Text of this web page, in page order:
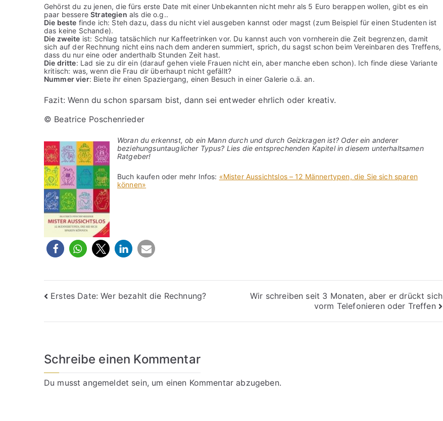
Gehörst du zu jenen, die fürs erste Date mit einer Unbekannten nicht mehr als 5 Euro berappen wollen, gibt es ein
paar bessereStrategien als die o.g..
Die beste finde ich: Steh dazu, dass du nicht viel ausgeben kannst oder magst (zum Beispiel für einen Studenten ist
das keine Schande).
Die zweite ist: Schlag tatsächlich nur Kaffeetrinken vor. Du kannst auch von vornherein die Zeit begrenzen, damit
sich auf der Rechnung nicht eins nach dem anderen summiert, sprich, du sagst schon beim Vereinbaren des Treffens,
dass du nur eine oder anderthalb Stunden Zeit hast.
Die dritte: Lad sie zu dir ein (darauf gehen viele Frauen nicht ein, aber manche eben schon). Ich finde diese Variante
kritisch: was, wenn die Frau dir überhaupt nicht gefällt?
Nummer vier: Biete ihr einen Spaziergang, einen Besuch in einer Galerie o.ä. an.
Fazit: Wenn du schon sparsam bist, dann sei entweder ehrlich oder kreativ.
© Beatrice Poschenrieder
Woran du erkennst, ob ein Mann durch und durch Geizkragen ist? Oder ein anderer
beziehungsuntauglicher Typus? Lies die entsprechenden Kapitel in diesem unterhaltsamen
Ratgeber!
Buch kaufen oder mehr Infos: «Mister Aussichtslos – 12 Männertypen, die Sie sich sparen
können»
Beitragsnavigation
Erstes Date: Wer bezahlt die Rechnung?
Wir schreiben seit 3 Monaten, aber er drückt sich
vorm Telefonieren oder Treffen
Schreibe einen Kommentar
Du musstangemeldet sein, um einen Kommentar abzugeben.